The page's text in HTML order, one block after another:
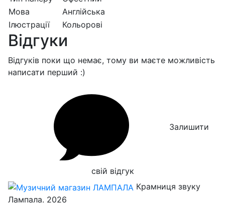
Мова
Англійська
Ілюстрації
Кольорові
Відгуки
Відгуків поки що немає, тому ви маєте можливість
написати перший :)
Залишити
свій відгук
Крамниця звуку
Лампала. 2026